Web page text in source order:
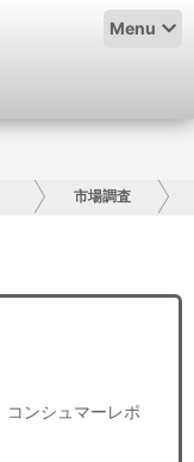
Menu
市場調査
コンシュマーレポ